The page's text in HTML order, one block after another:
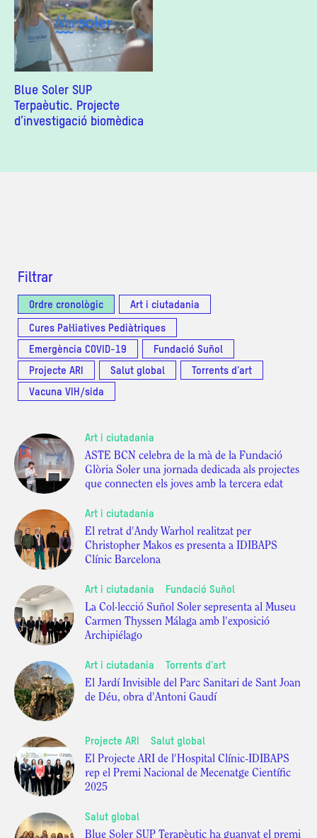
Blue Soler SUP
Terpaèutic. Projecte
d’investigació biomèdica
Filtrar
Ordre cronològic Art i ciutadania
Cures Pal·liatives Pediàtriques
Emergència COVID-19
Fundació Suñol
Projecte ARI
Salut global
Torrents d’art
Vacuna VIH/sida
Art i ciutadania
ASTE BCN celebra de la mà de la Fundació
Glòria Soler una jornada dedicada als projectes
que connecten els joves amb la tercera edat
Art i ciutadania
El retrat d'Andy Warhol realitzat per
Christopher Makos es presenta a IDIBAPS
Clínic Barcelona
Art i ciutadania Fundació Suñol
La Col·lecció Suñol Soler sepresenta al Museu
Carmen Thyssen Málaga amb l'exposició
Archipiélago
Art i ciutadania Torrents d’art
El Jardí Invisible del Parc Sanitari de Sant Joan
de Déu, obra d'Antoni Gaudí
Projecte ARI Salut global
El Projecte ARI de l'Hospital Clínic-IDIBAPS
rep el Premi Nacional de Mecenatge Científic
2025
Salut global
Blue Soler SUP Terapèutic ha guanyat el premi